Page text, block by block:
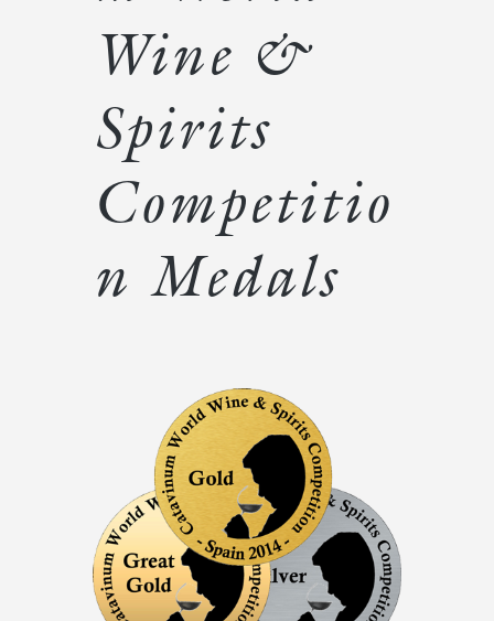
Wine &
Spirits
Competitio
n Medals